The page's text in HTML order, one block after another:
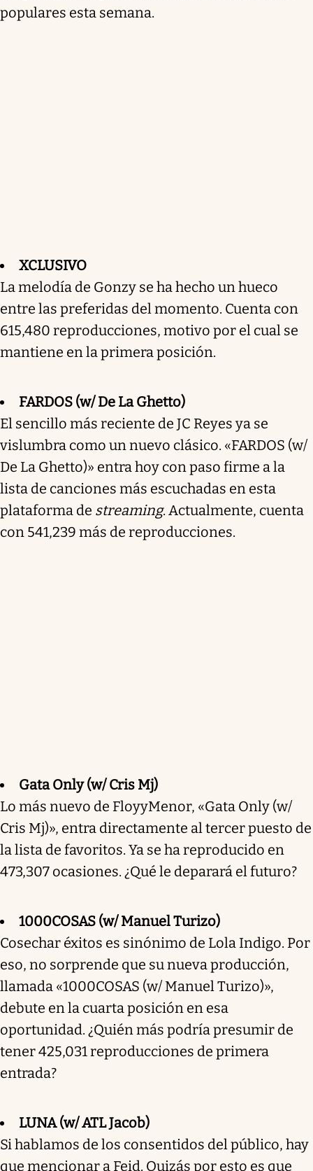
populares esta semana.
XCLUSIVO
La melodía de Gonzy se ha hecho un hueco
entre las preferidas del momento. Cuenta con
615,480 reproducciones, motivo por el cual se
mantiene en la primera posición.
FARDOS (w/ De La Ghetto)
El sencillo más reciente de JC Reyes ya se
vislumbra como un nuevo clásico. «FARDOS (w/
De La Ghetto)» entra hoy con paso firme a la
lista de canciones más escuchadas en esta
plataforma de streaming. Actualmente, cuenta
con 541,239 más de reproducciones.
Gata Only (w/ Cris Mj)
Lo más nuevo de FloyyMenor, «Gata Only (w/
Cris Mj)», entra directamente al tercer puesto de
la lista de favoritos. Ya se ha reproducido en
473,307 ocasiones. ¿Qué le deparará el futuro?
1000COSAS (w/ Manuel Turizo)
Cosechar éxitos es sinónimo de Lola Indigo. Por
eso, no sorprende que su nueva producción,
llamada «1000COSAS (w/ Manuel Turizo)»,
debute en la cuarta posición en esa
oportunidad. ¿Quién más podría presumir de
tener 425,031 reproducciones de primera
entrada?
LUNA (w/ ATL Jacob)
Si hablamos de los consentidos del público, hay
que mencionar a Feid. Quizás por esto es que